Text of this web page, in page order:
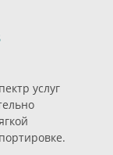
услуг